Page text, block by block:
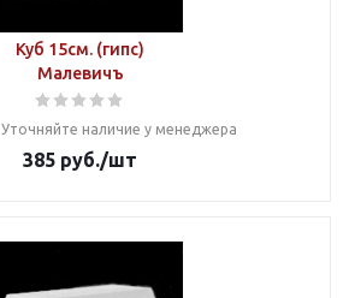
Куб 15см. (гипс)
Малевичъ
Уточняйте наличие у менеджера
385 руб./шт